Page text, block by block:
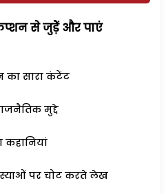
से जुड़ेें और पाएं
का सारा कंटेंट
मुद्दे
कहानियां
पर चोट करते लेख